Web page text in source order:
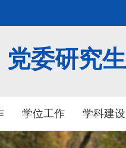
党委研究
学位工作 学科建设